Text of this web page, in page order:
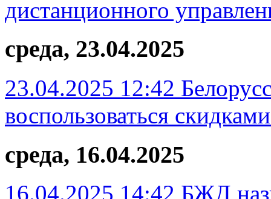
дистанционного
среда, 23.04.2025
23.04.2025 12:42
воспользоваться
среда, 16.04.2025
16.04.2025 14:42 БЖД